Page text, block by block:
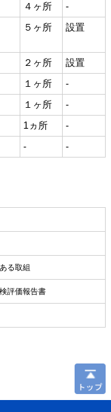
る取組
評価報告書
４ヶ所 -
５ヶ所 設置
２ヶ所 設置
１ヶ所 -
１ヶ所 -
1ヵ所 -
- -